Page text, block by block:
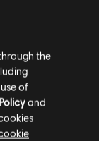
the
of
and